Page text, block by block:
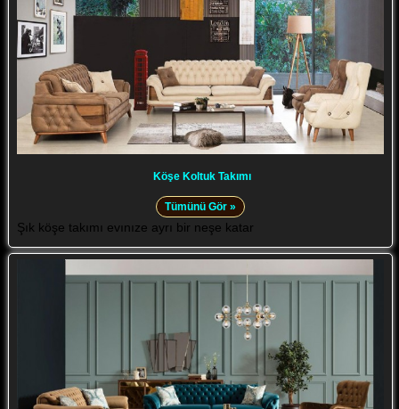
Köşe Koltuk Takımı
Tümünü Gör »
Şık köşe takımı evınıze ayrı bir neşe katar